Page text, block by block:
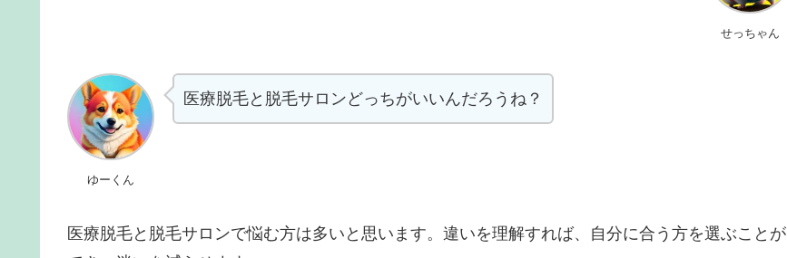
せっちゃん
ゆーくん
医療脱毛と脱毛サロンどっちがいいんだろうね？
医療脱毛と脱毛サロンで悩む方は多いと思います。違いを理解すれば、自分に合う方を選ぶことが